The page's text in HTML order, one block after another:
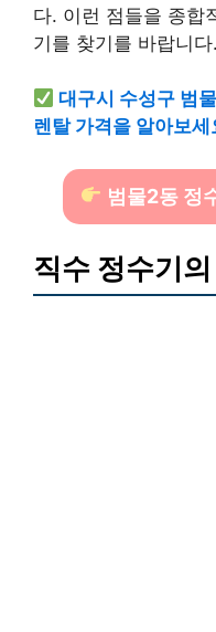
다. 이런 점들을 종합
기를 찾기를 바랍니다.
대구시 수성구 범
렌탈 가격을 알아보세
범물2동 정
직수 정수기